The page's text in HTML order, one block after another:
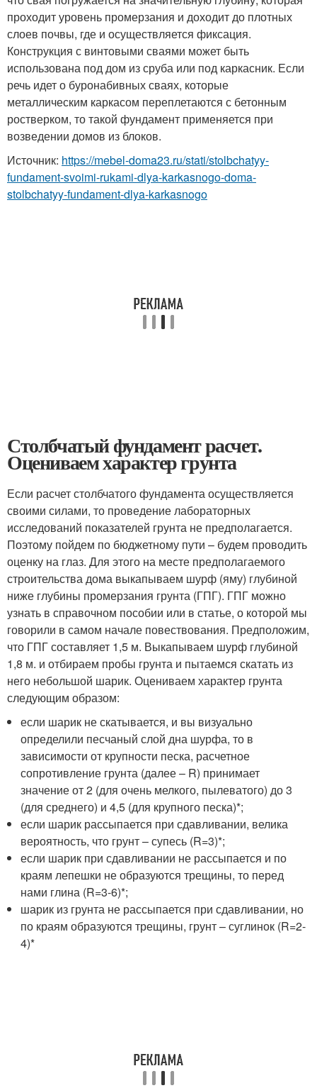
проходит уровень промерзания и доходит до плотных
слоев почвы, где и осуществляется фиксация.
Конструкция с винтовыми сваями может быть
использована под дом из сруба или под каркасник. Если
речь идет о буронабивных сваях, которые
металлическим каркасом переплетаются с бетонным
ростверком, то такой фундамент применяется при
возведении домов из блоков.
Источник: https://mebel-doma23.ru/stati/stolbchatyy-
fundament-svoimi-rukami-dlya-karkasnogo-doma-
stolbchatyy-fundament-dlya-karkasnogo
Столбчатый фундамент расчет.
Оцениваем характер грунта
Если расчет столбчатого фундамента осуществляется
своими силами, то проведение лабораторных
исследований показателей грунта не предполагается.
Поэтому пойдем по бюджетному пути – будем проводить
оценку на глаз. Для этого на месте предполагаемого
строительства дома выкапываем шурф (яму) глубиной
ниже глубины промерзания грунта (ГПГ). ГПГ можно
узнать в справочном пособии или в статье, о которой мы
говорили в самом начале повествования. Предположим,
что ГПГ составляет 1,5 м. Выкапываем шурф глубиной
1,8 м. и отбираем пробы грунта и пытаемся скатать из
него небольшой шарик. Оцениваем характер грунта
следующим образом:
если шарик не скатывается, и вы визуально
определили песчаный слой дна шурфа, то в
зависимости от крупности песка, расчетное
сопротивление грунта (далее – R) принимает
значение от 2 (для очень мелкого, пылеватого) до 3
(для среднего) и 4,5 (для крупного песка)*;
если шарик рассыпается при сдавливании, велика
вероятность, что грунт – супесь (R=3)*;
если шарик при сдавливании не рассыпается и по
краям лепешки не образуются трещины, то перед
нами глина (R=3-6)*;
шарик из грунта не рассыпается при сдавливании, но
по краям образуются трещины, грунт – суглинок (R=2-
4)*